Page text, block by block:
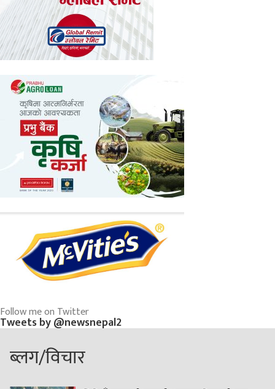
Follow me on Twitter
Tweets by @newsnepal2
ब्लग/विचार